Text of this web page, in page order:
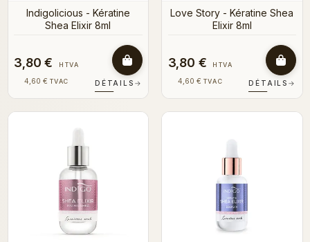
Indigolicious - Kératine
Shea Elixir 8ml
3,80 € HTVA
4,60 € TVAC DÉTAILS →
Love Story - Kératine Shea
Elixir 8ml
3,80 € HTVA
4,60 € TVAC DÉTAILS →